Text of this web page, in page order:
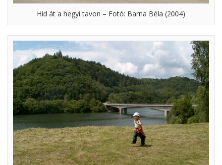
Híd át a hegyi tavon – Fotó: Barna Béla (2004)